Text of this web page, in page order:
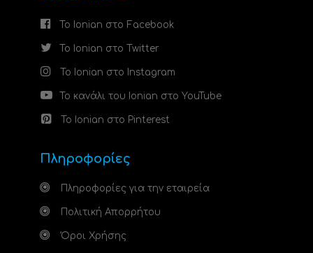
Το Ionian στο Facebook
Το Ionian στο Twitter
Το Ionian στο Instagram
Το κανάλι του Ionian στο YouTube
Το Ionian στο Pinterest
Πληροφορίες
Πληροφορίες για την εταιρεία
Πολιτική Απορρήτου
Όροι Χρήσης